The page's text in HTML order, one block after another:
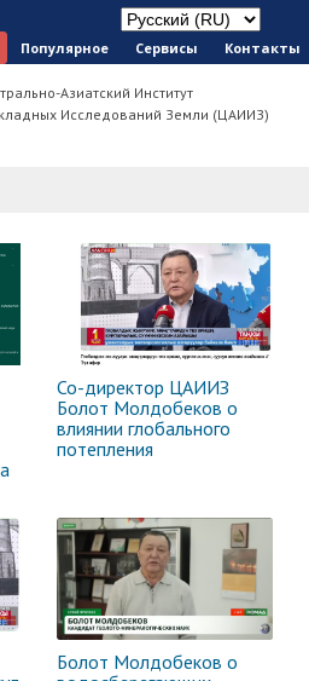
Популярное Сервисы Контакты
Азиатский Институт
Исследований Земли (ЦАИИЗ)
Со-директор ЦАИИЗ
Болот Молдобеков о
влиянии глобального
потепления
Болот Молдобеков о